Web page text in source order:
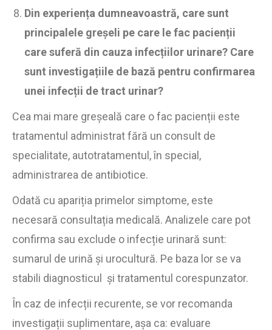
Din experiența dumneavoastră, care sunt
principalele greșeli pe care le fac pacienții
care suferă din cauza infecțiilor urinare? Care
sunt investigațiile de bază pentru confirmarea
unei infecții de tract urinar?
Cea mai mare greșeală care o fac pacienții este
tratamentul administrat fără un consult de
specialitate, autotratamentul, în special,
administrarea de antibiotice.
Odată cu apariția primelor simptome, este
necesară consultația medicală. Analizele care pot
confirma sau exclude o infecție urinară sunt:
sumarul de urină și urocultură. Pe baza lor se va
stabili diagnosticul și tratamentul corespunzator.
În caz de infecții recurente, se vor recomanda
investigații suplimentare, așa ca: evaluare